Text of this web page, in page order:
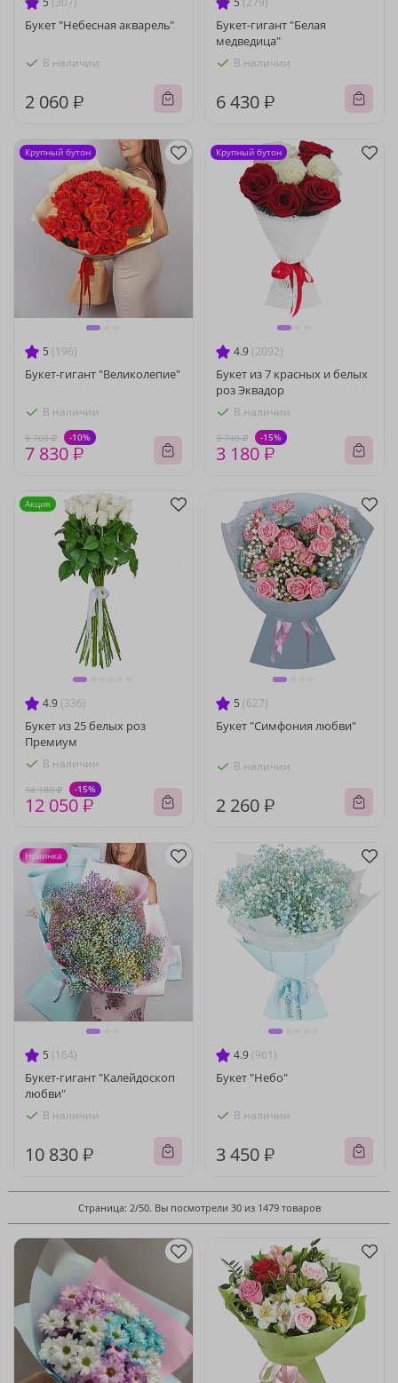
Букет "Небесная акварель"
В наличии
2 060 ₽
Букет-гигант "Белая
медведица"
В наличии
6 430 ₽
5 (196)
Букет-гигант "Великолепие"
В наличии
8 700 ₽ -10%
7 830 ₽
Крупный бутон
4.9 (2092)
Букет из 7 красных и белых
роз Эквадор
В наличии
3 740 ₽ -15%
3 180 ₽
Крупный бутон
4.9 (336)
Букет из 25 белых роз
Премиум
В наличии
14 180 ₽ -15%
12 050 ₽
Акция
5 (627)
Букет "Симфония любви"
В наличии
2 260 ₽
5 (164)
Букет-гигант "Калейдоскоп
любви"
В наличии
10 830 ₽
Новинка
4.9 (961)
Букет "Небо"
В наличии
3 450 ₽
Страница: 2/50. Вы посмотрели 30 из 1479 товаров